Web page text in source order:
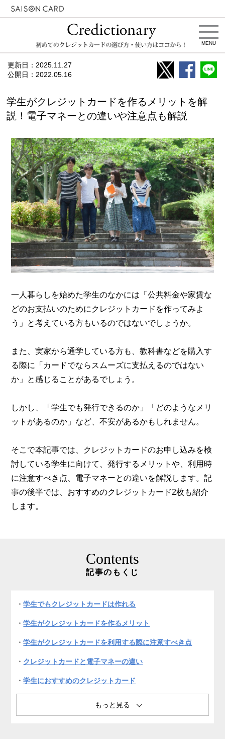
MENU
更新日： 2025.11.27
公開日： 2022.05.16
学生がクレジットカードを作るメリットを解
説！電子マネーとの違いや注意点も解説
一人暮らしを始めた学生のなかには「公共料金や家賃な
どのお支払いのためにクレジットカードを作ってみよ
う」と考えている方もいるのではないでしょうか。
また、実家から通学している方も、教科書などを購入す
る際に「カードでならスムーズに支払えるのではない
か」と感じることがあるでしょう。
しかし、「学生でも発行できるのか」「どのようなメリ
ットがあるのか」など、不安があるかもしれません。
そこで本記事では、クレジットカードのお申し込みを検
討している学生に向けて、発行するメリットや、利用時
に注意すべき点、電子マネーとの違いを解説します。記
事の後半では、おすすめのクレジットカード2枚も紹介
します。
Contents
記事のもくじ
学生でもクレジットカードは作れる
学生がクレジットカードを作るメリット
学生がクレジットカードを利用する際に注意すべき点
クレジットカードと電子マネーの違い
学生におすすめのクレジットカード